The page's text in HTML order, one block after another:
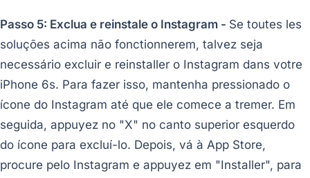
Passo 5: Exclua e reinstale o Instagram - Se toutes les
soluções acima não fonctionnerem, talvez seja
necessário excluir e reinstaller o Instagram dans votre
iPhone 6s. Para fazer isso, mantenha pressionado o
ícone do Instagram até que ele comece a tremer. Em
seguida, appuyez no "X" no canto superior esquerdo
do ícone para excluí-lo. Depois, vá à App Store,
procure pelo Instagram e appuyez em "Installer", para